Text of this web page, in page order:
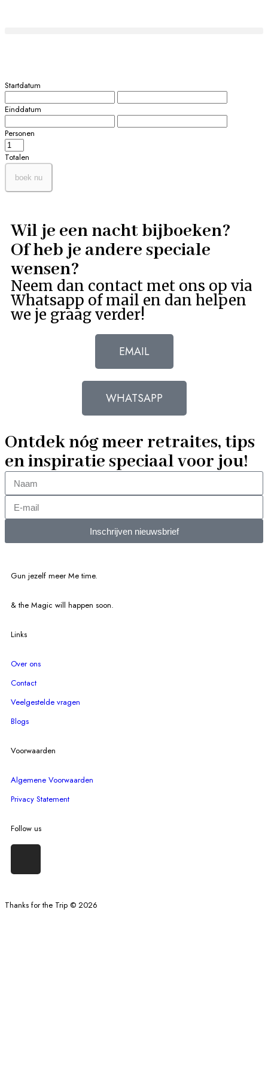
Startdatum
Einddatum
Personen
Totalen
boek nu
Wil je een nacht bijboeken?
Of heb je andere speciale
wensen?
Neem dan contact met ons op via
Whatsapp of mail en dan helpen
we je graag verder!
EMAIL
WHATSAPP
Ontdek nóg meer retraites, tips
en inspiratie speciaal voor jou!
Inschrijven nieuwsbrief
Gun jezelf meer Me time.​
& the Magic will happen soon.
Links
Over ons
Contact
Veelgestelde vragen
Blogs
Voorwaarden
Algemene Voorwaarden
Privacy Statement
Follow us
Thanks for the Trip © 2026